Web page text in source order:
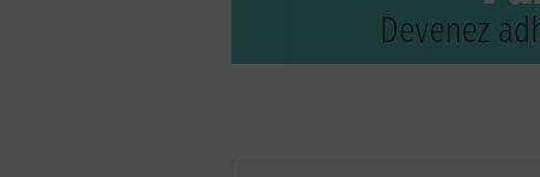
Devenez